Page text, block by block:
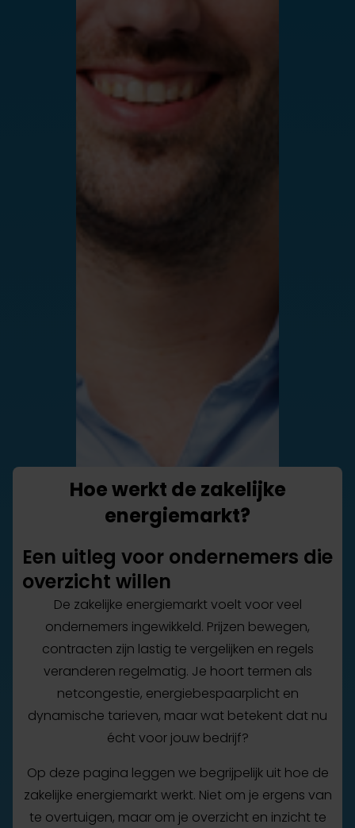
Hoe werkt de zakelijke
energiemarkt?
Een uitleg voor ondernemers die
overzicht willen
De zakelijke energiemarkt voelt voor veel
ondernemers ingewikkeld. Prijzen bewegen,
contracten zijn lastig te vergelijken en regels
veranderen regelmatig. Je hoort termen als
netcongestie, energiebespaarplicht en
dynamische tarieven, maar wat betekent dat nu
écht voor jouw bedrijf?
Op deze pagina leggen we begrijpelijk uit hoe de
zakelijke energiemarkt werkt. Niet om je ergens van
te overtuigen, maar om je overzicht en inzicht te